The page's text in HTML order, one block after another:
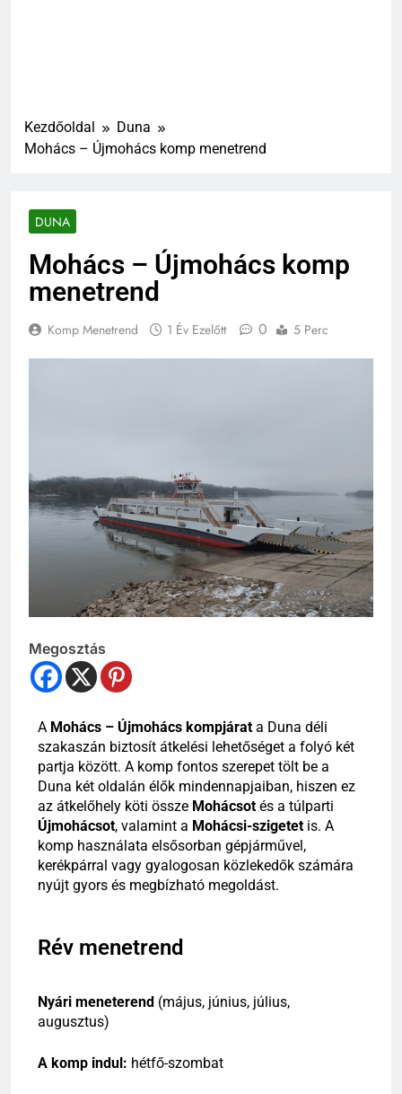
Kezdőoldal
Duna
Mohács – Újmohács komp menetrend
DUNA
Mohács – Újmohács komp
menetrend
Komp Menetrend 1 Év Ezelőtt 0 5 Perc
Megosztás
A Mohács – Újmohács kompjárat a Duna déli
szakaszán biztosít átkelési lehetőséget a folyó két
partja között. A komp fontos szerepet tölt be a
Duna két oldalán élők mindennapjaiban, hiszen ez
az átkelőhely köti össze Mohácsot és a túlparti
Újmohácsot, valamint a Mohácsi-szigetet is. A
komp használata elsősorban gépjárművel,
kerékpárral vagy gyalogosan közlekedők számára
nyújt gyors és megbízható megoldást.
Rév menetrend
Nyári meneterend (május, június, július,
augusztus)
A komp indul: hétfő-szombat